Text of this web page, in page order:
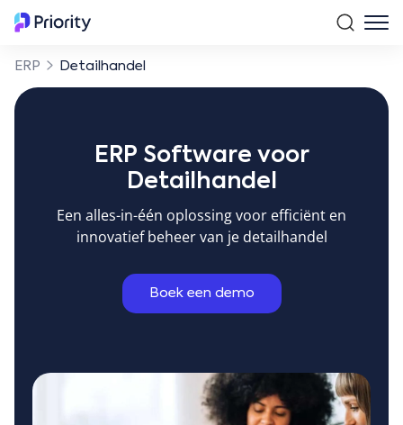
ERP Detailhandel
ERP Software voor
Detailhandel
Een alles-in-één oplossing voor efficiënt en
innovatief beheer van je detailhandel
Boek een demo